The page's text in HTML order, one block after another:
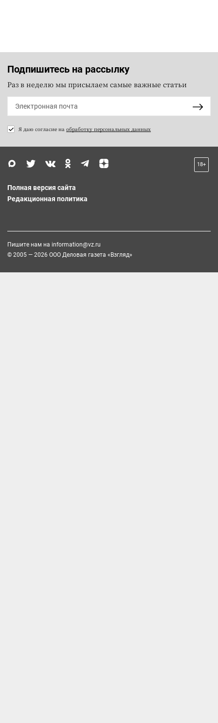
Подпишитесь на рассылку
Раз в неделю мы присылаем самые важные статьи
Я даю согласие на обработку персональных данных
18+
Полная версия сайта
Редакционная политика
Пишите нам на information@vz.ru
© 2005 — 2026 ООО Деловая газета «Взгляд»